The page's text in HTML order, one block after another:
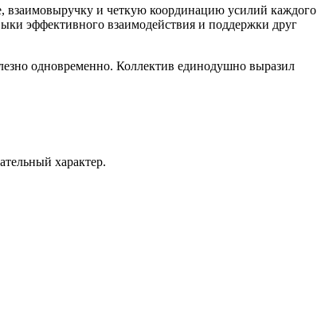
взаимовыручку и четкую координацию усилий каждого
эффективного взаимодействия и поддержки друг
одновременно. Коллектив единодушно выразил
характер.